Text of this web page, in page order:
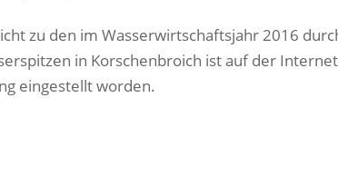
zu den im Wasserwirtschaftsjahr 2016
in Korschenbroich ist auf der
eingestellt worden.